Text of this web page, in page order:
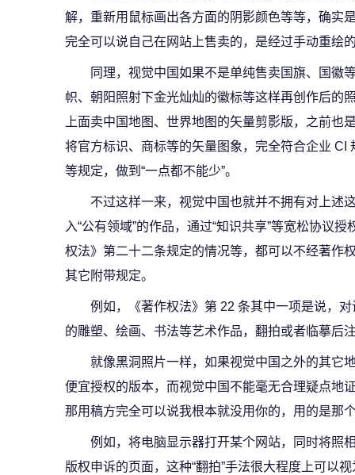
解，重新用鼠标画出各方面的阴影颜色等等，确实
完全可以说自己在网站上售卖的，是经过手动重绘
同理，视觉中国如果不是单纯售卖国旗、国徽
帜、朝阳照射下金光灿灿的徽标等这样再创作后的
上面卖中国地图、世界地图的矢量剪影版，之前也
将官方标识、商标等的矢量图象，完全符合企业 CI
等规定，做到“一点都不能少”。
不过这样一来，视觉中国也就并不拥有对上述
入“公有领域”的作品，通过“知识共享”等宽松协议
权法》第二十二条规定的情况等，都可以不经著作
其它附带规定。
例如，《著作权法》第 22 条其中一项是说，
的雕塑、绘画、书法等艺术作品，翻拍或者临摹后
就像黑洞照片一样，如果视觉中国之外的其它
便宜授权的版本，而视觉中国不能毫无合理疑点地
那用稿方完全可以说我根本就没用你的，用的是那
例如，将电脑显示器打开某个网站，同时将照
版权申诉的页面，这种“翻拍”手法很大程度上可以